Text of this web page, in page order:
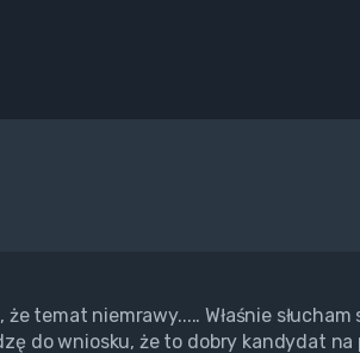
że temat niemrawy..... Właśnie
do wniosku, że to dobry kandydat na